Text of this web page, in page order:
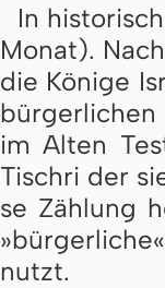
In
Mo­nat).
die Kö­ni­ge
bür­ger­li­chen
im Al­ten
Tisch­ri der
se Zäh­lung
nutzt.